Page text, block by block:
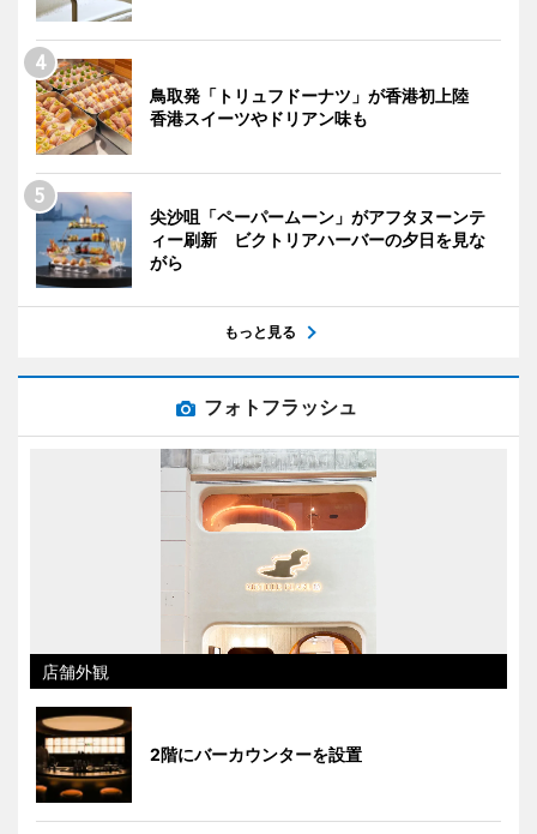
鳥取発「トリュフドーナツ」が香港初上陸
香港スイーツやドリアン味も
尖沙咀「ペーパームーン」がアフタヌーンテ
ィー刷新 ビクトリアハーバーの夕日を見な
がら
もっと見る
フォトフラッシュ
店舗外観
2階にバーカウンターを設置